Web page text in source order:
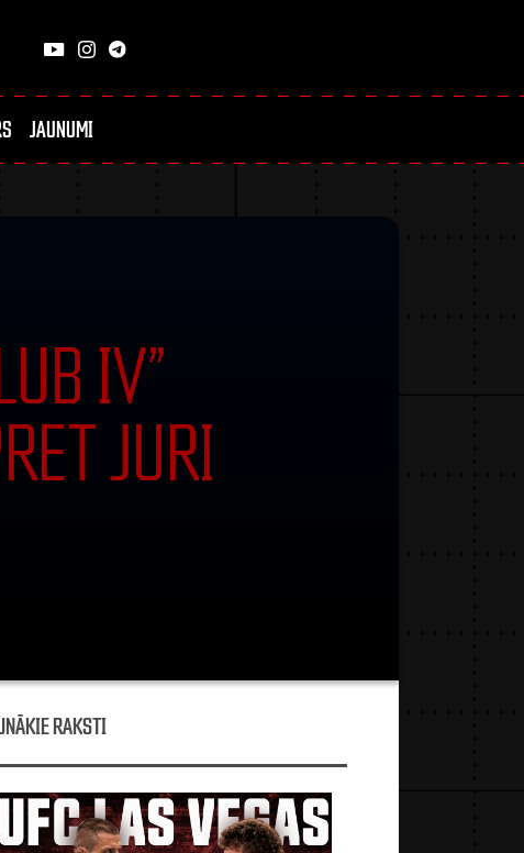
JAUNUMI
IV”
JURI
RAKSTI